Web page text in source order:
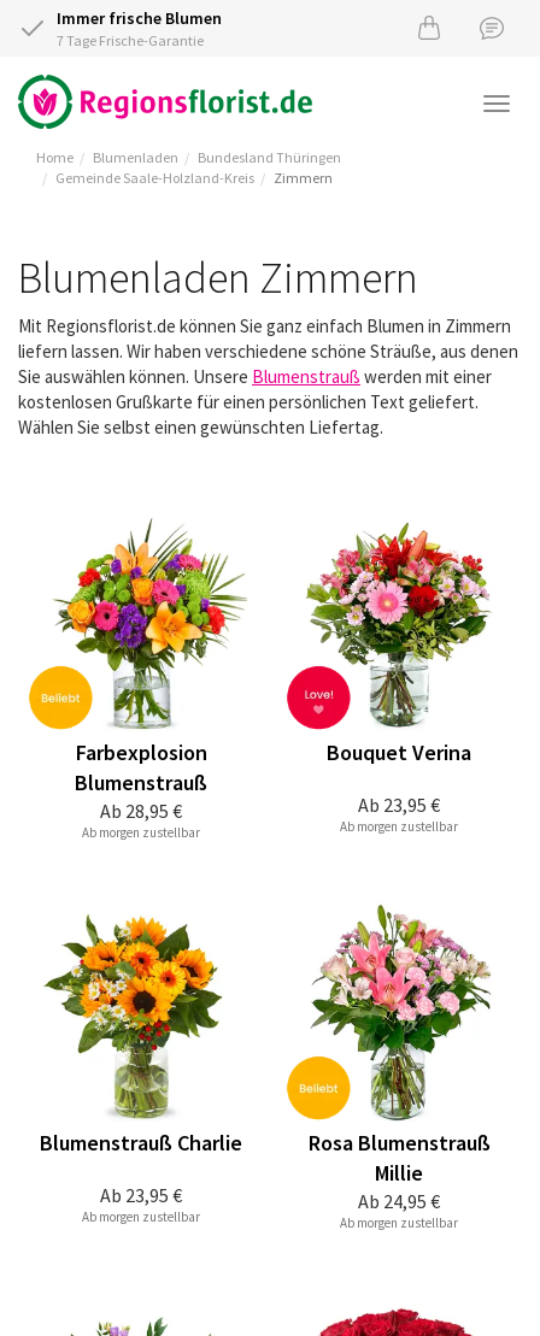
Immer frische Blumen
7 Tage Frische-Garantie
Home Blumenladen
Bundesland Thüringen
Gemeinde Saale-Holzland-Kreis
Zimmern
Blumenladen Zimmern
Mit Regionsflorist.de können Sie ganz einfach Blumen in Zimmern
liefern lassen. Wir haben verschiedene schöne Sträuße, aus denen
Sie auswählen können. Unsere Blumenstrauß werden mit einer
kostenlosen Grußkarte für einen persönlichen Text geliefert.
Wählen Sie selbst einen gewünschten Liefertag.
Ab 28,95 €
Farbexplosion
Blumenstrauß
Ab morgen zustellbar
Ab 23,95 €
Bouquet Verina
Ab morgen zustellbar
Ab 23,95 €
Blumenstrauß Charlie
Ab morgen zustellbar
Ab 24,95 €
Rosa Blumenstrauß
Millie
Ab morgen zustellbar